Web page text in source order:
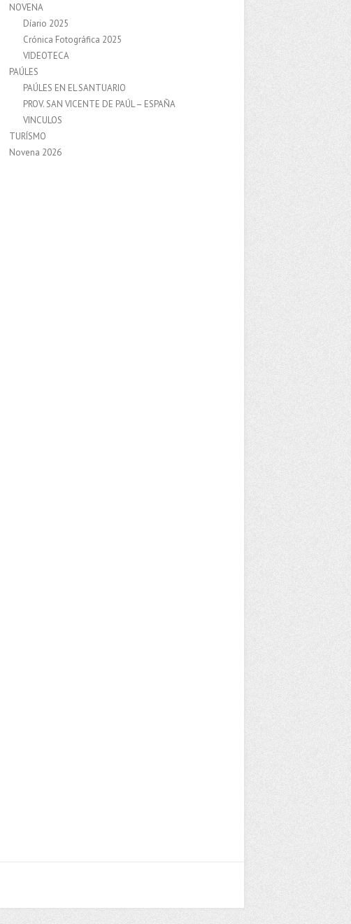
NOVENA
Díario 2025
Crónica Fotográfica 2025
VIDEOTECA
PAÚLES
PAÚLES EN EL SANTUARIO
PROV. SAN VICENTE DE PAÚL – ESPAÑA
VINCULOS
TURÍSMO
Novena 2026